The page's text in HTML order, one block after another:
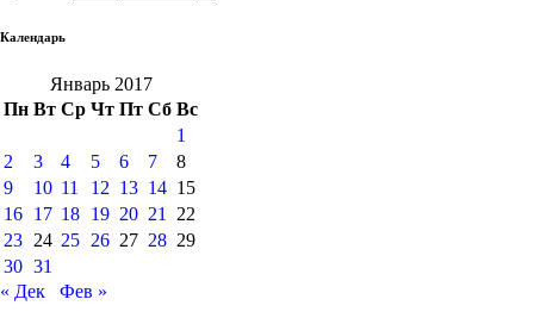
Календарь
Январь 2017
Пн Вт Ср Чт Пт Сб Вс
1
2
3 4 5 6 7
8
9
10 11 12 13 14 15
16 17 18 19 20 21
22
23 24 25 26 27 28 29
30 31
« Дек
Фев »